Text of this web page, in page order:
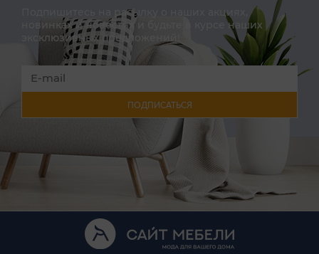
Подпишитесь на расылку о наших акциях,
новинках и новостях и будьте в курсе наших
эксклюзивных предложений!
ПОДПИСАТЬСЯ